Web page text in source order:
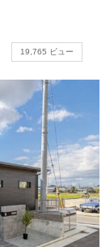
19,765 ビュー